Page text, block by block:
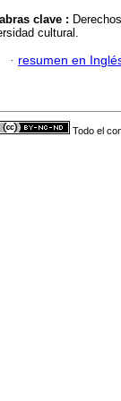
clave :
cultural.
· resumen en
Todo el